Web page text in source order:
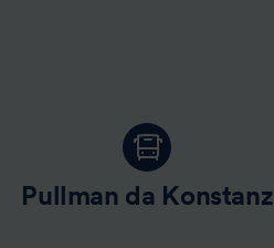
Pullman da Konstanz